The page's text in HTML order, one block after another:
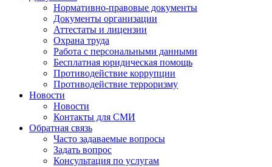
Нормативно-правовые документы
Документы организации
Аттестаты и лицензии
Охрана труда
Работа с персональными данными
Бесплатная юридическая помощь
Противодействие коррупции
Противодействие терроризму
Новости
Новости
Контакты для СМИ
Обратная связь
Часто задаваемые вопросы
Задать вопрос
Консультация по услугам